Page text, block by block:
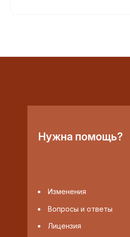
Нужна помощь?
Изменения
Вопросы и ответы
Лицензия